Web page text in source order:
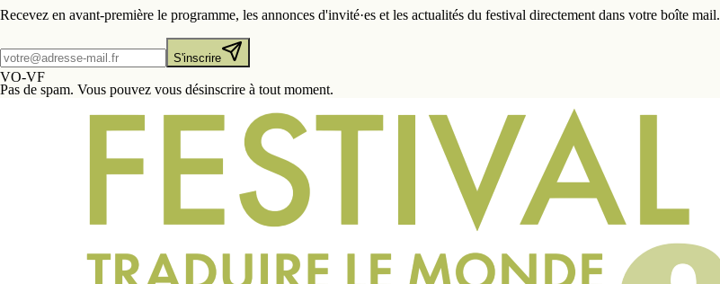
Recevez en avant-première le programme, les annonces d'invité·es et les actualités du festival directement dans votre boîte mail.
S'inscrire
Pas de spam. Vous pouvez vous désinscrire à tout moment.
VO-VF